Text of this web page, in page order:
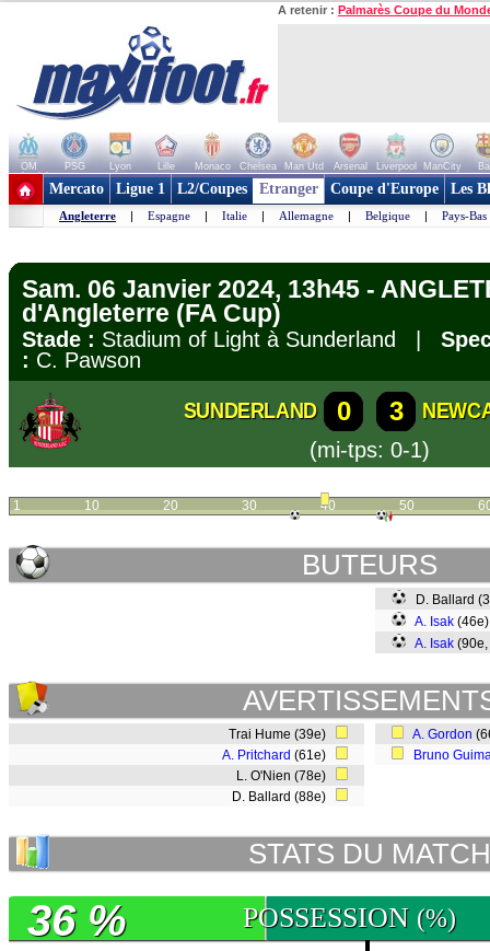
A retenir : Palmarès Coupe du
OM PSG Lyon Lille Monaco Chelsea Man Utd Arsenal Liverpool ManCity
+ de clubs
Mercato Ligue 1 L2/Coupes Etranger Coupe d'Europe Les
Angleterre | Espagne | Italie | Allemagne | Belgique | Pays-Bas
Sam. 06 Janvier 2024, 13h45 -
d'Angleterre (FA Cup)
Stade : Stadium of Light à Sunderland |
: C. Pawson
SUNDERLAND 0 3
(mi-tps: 0-1)
1 10 20 30 40 50
BUTEURS
D. Ballard
A. Isak
A. Isak
Trai Hume (39e)
A. Pritchard (61e)
L. O'Nien (78e)
D. Ballard (88e)
A. Gordon
Bruno
STATS DU MATCH
POSSESSION (%)
36 %